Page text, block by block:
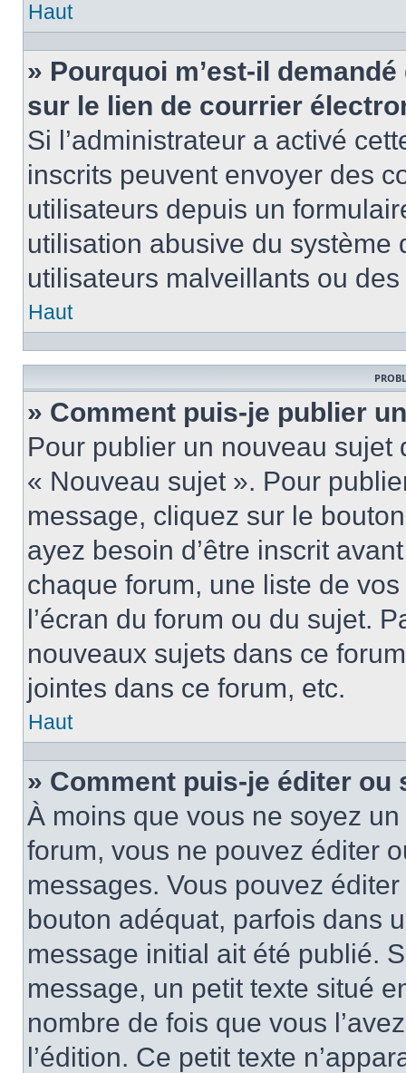
Haut
» Pourquoi m’est-il
sur le lien de courrier
Si l’administrateur a activé
inscrits peuvent envoyer des
utilisateurs depuis un
utilisation abusive du
utilisateurs malveillants ou
Haut
» Comment puis-je publier
Pour publier un nouveau
« Nouveau sujet ». Pour
message, cliquez sur le
ayez besoin d’être inscrit
chaque forum, une liste de
l’écran du forum ou du sujet.
nouveaux sujets dans ce
jointes dans ce forum, etc.
Haut
» Comment puis-je éditer
À moins que vous ne soyez
forum, vous ne pouvez éditer
messages. Vous pouvez
bouton adéquat, parfois dans
message initial ait été publié.
message, un petit texte situé
nombre de fois que vous
l’édition. Ce petit texte